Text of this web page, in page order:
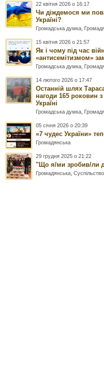
22 квітня 2026 о 16:17
Чи діждемося ми
Україні?
Громадська думка,
15 квітня 2026 о 21:57
Як і чому під час
«антисемітизмом»
Громадська думка,
14 лютого 2026 о 17:47
Останній шлях
нагоди 165 роковин
Україні
Громадська думка,
05 січня 2026 о 20:39
«7 чудес України»
Громадянська
29 грудня 2025 о 21:22
"Що я/ми зробив/ли
Громадянська,Суспільство